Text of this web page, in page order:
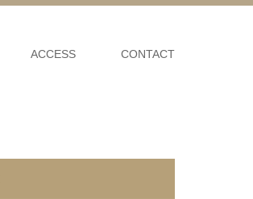
ACCESS CONTACT